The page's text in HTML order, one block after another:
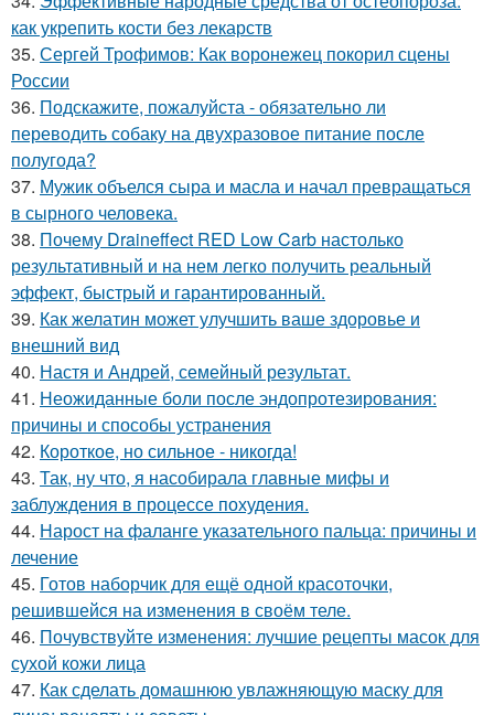
как укрепить кости без лекарств
35. Сергей Трофимов: Как воронежец покорил сцены
России
36. Подскажите, пожалуйста - обязательно ли
переводить собаку на двухразовое питание после
полугода?
37. Мужик объелся сыра и масла и начал превращаться
в сырного человека.
38. Почему Draineffect RED Low Carb настолько
результативный и на нем легко получить реальный
эффект, быстрый и гарантированный.
39. Как желатин может улучшить ваше здоровье и
внешний вид
40. Настя и Андрей, семейный результат.
41. Неожиданные боли после эндопротезирования:
причины и способы устранения
42. Короткое, но сильное - никогда!
43. Так, ну что, я насобирала главные мифы и
заблуждения в процессе похудения.
44. Нарост на фаланге указательного пальца: причины и
лечение
45. Готов наборчик для ещё одной красоточки,
решившейся на изменения в своём теле.
46. Почувствуйте изменения: лучшие рецепты масок для
сухой кожи лица
47. Как сделать домашнюю увлажняющую маску для